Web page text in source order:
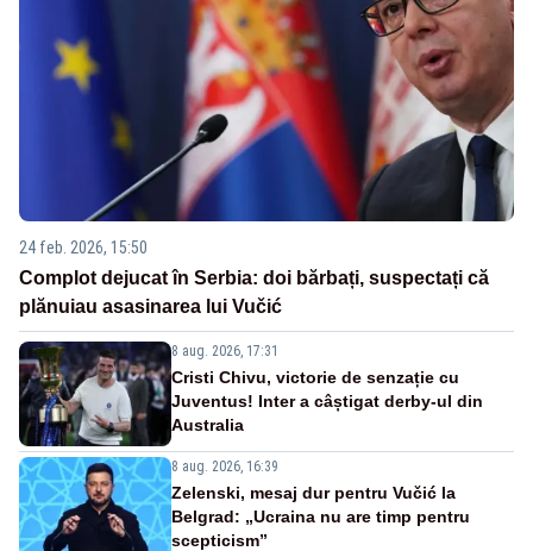
24 feb. 2026, 15:50
Complot dejucat în Serbia: doi bărbați, suspectați că
plănuiau asasinarea lui Vučić
8 aug. 2026, 17:31
Cristi Chivu, victorie de senzație cu
Juventus! Inter a câștigat derby-ul din
Australia
8 aug. 2026, 16:39
Zelenski, mesaj dur pentru Vučić la
Belgrad: „Ucraina nu are timp pentru
scepticism”